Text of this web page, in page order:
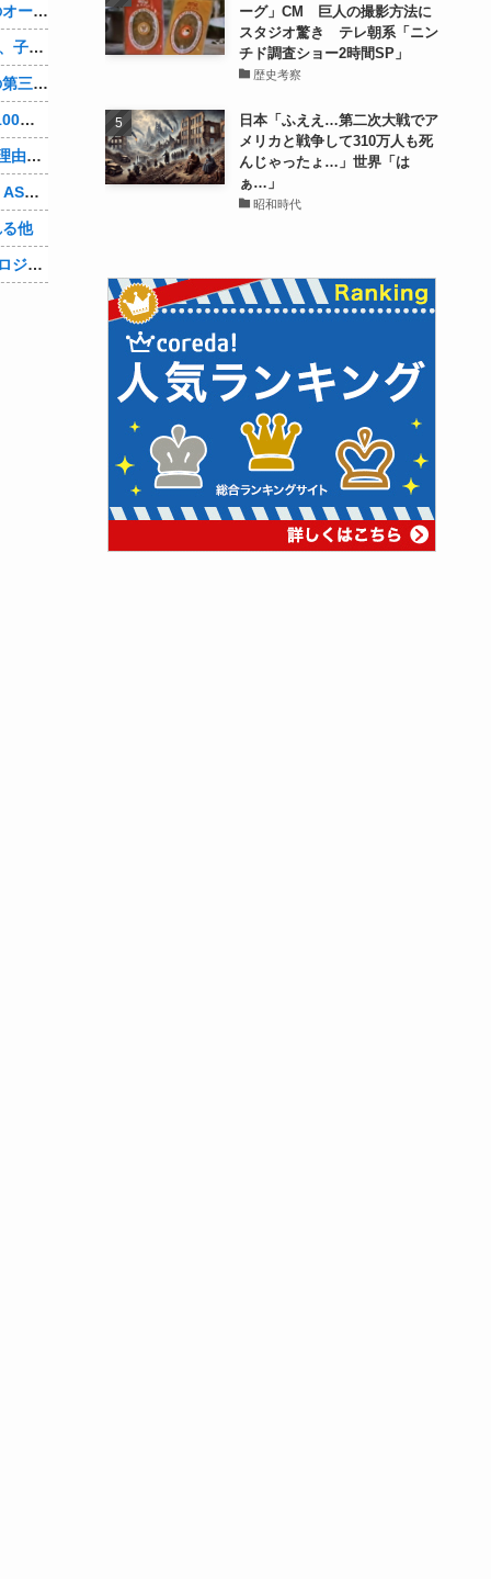
【悲報】「コンビニ馬鹿にすんなよ」のオーナー夫婦、不起訴ｗｗｗｗｗｗｗｗ
【朗報】檜山沙耶(おさや)伝説のファン、子供ができたおさやへの正直な気持ちを語るｗ
辺野古転覆ﾀﾋ亡事故、学校法人同志社の第三者委員会が調査報告書を公表 … 安全配慮義務違反や安全管理に関する検証を妨げた組織風土の存在を指摘
【朗報】Amazonで「GANTZ」が全巻100円他
【悲報】人気チケットが1秒で完売する理由、こういうことだったｗｗｗｗ他
【mekPark】由比河ひなみ、初ASMR！ASMRの伸び代あるよ他
他
【Vtuber】新世代VTuber事務所「ウラロジゲームカンパニー」より、ゲームの世界から“逆異世界転生”した5名が8月19日にデビュー！他
ーグ」CM 巨人の撮影方法に
スタジオ驚き テレ朝系「ニン
チド調査ショー2時間SP」
歴史考察
日本「ふええ…第二次大戦でア
メリカと戦争して310万人も死
んじゃったょ…」世界「は
ぁ…」
昭和時代